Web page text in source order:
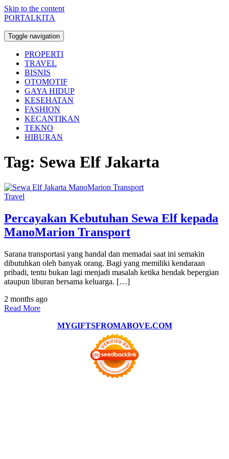
Skip to the content
PORTALKITA
Toggle navigation
PROPERTI
TRAVEL
BISNIS
OTOMOTIF
GAYA HIDUP
KESEHATAN
FASHION
KECANTIKAN
TEKNO
HIBURAN
Tag: Sewa Elf Jakarta
Travel
Percayakan Kebutuhan Sewa Elf kepada
ManoMarion Transport
Sarana transportasi yang handal dan memadai saat ini semakin
dibutuhkan oleh banyak orang. Bagi yang memiliki kendaraan
pribadi, tentu bukan lagi menjadi masalah ketika hendak bepergian
ataupun liburan bersama keluarga. […]
2 months ago
Read More
MYGIFTSFROMABOVE.COM